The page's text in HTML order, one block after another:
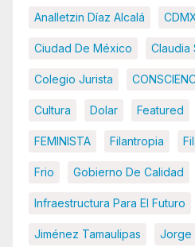
Analletzin Díaz Alcalá
Ciudad De México Claudia
Colegio Jurista
Cultura Dolar Featured
FEMINISTA Filantropia
Frio Gobierno De Calidad
Infraestructura Para El Futuro
Jiménez Tamaulipas Jorge